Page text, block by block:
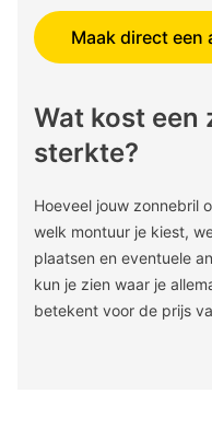
Maak direct een
Wat kost een
sterkte?
Hoeveel jouw zonnebril
welk montuur je kiest,
plaatsen en eventuele
kun je zien waar je
betekent voor de prijs